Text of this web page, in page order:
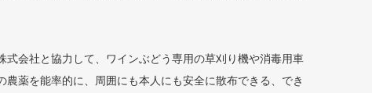
式会社と協力して、ワインぶどう専用の草刈り機や消毒用車
農薬を能率的に、周囲にも本人にも安全に散布できる、でき